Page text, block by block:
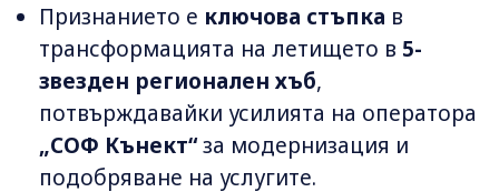
Признанието е ключова стъпка в
трансформацията на летището в 5-
звезден регионален хъб,
потвърждавайки усилията на оператора
„СОФ Кънект“за модернизация и
подобряване на услугите.